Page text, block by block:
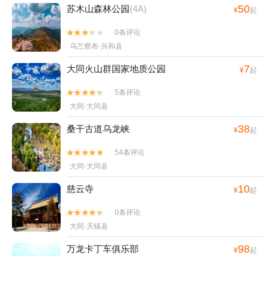
苏木山森林公园 (4A) ¥50起


0条评论
乌兰察布·兴和县
大同火山群国家地质公园 ¥7起


5条评论
大同·大同县
桑干古道乌龙峡 ¥38起


54条评论
大同·大同县
慈云寺 ¥10起


0条评论
大同·天镇县
万龙卡丁车俱乐部 ¥98起